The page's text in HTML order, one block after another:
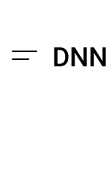
Menu